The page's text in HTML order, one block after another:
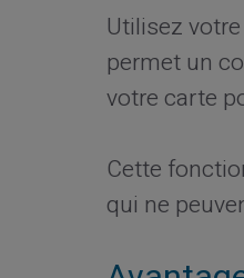
Utilisez
permet un
votre carte
Cette
qui ne